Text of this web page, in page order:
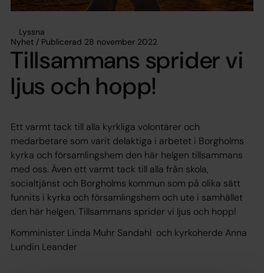
Lyssna
Nyhet / Publicerad 28 november 2022
Tillsammans sprider vi
ljus och hopp!
Ett varmt tack till alla kyrkliga volontärer och
medarbetare som varit delaktiga i arbetet i Borgholms
kyrka och församlingshem den här helgen tillsammans
med oss. Även ett varmt tack till alla från skola,
socialtjänst och Borgholms kommun som på olika sätt
funnits i kyrka och församlingshem och ute i samhället
den här helgen. Tillsammans sprider vi ljus och hopp!
Komminister Linda Muhr Sandahl och kyrkoherde Anna
Lundin Leander